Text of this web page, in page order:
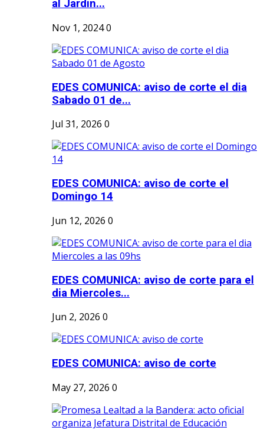
al Jardin...
Nov 1, 20240
EDES COMUNICA: aviso de corte el dia
Sabado 01 de...
Jul 31, 2026 0
EDES COMUNICA: aviso de corte el
Domingo 14
Jun 12, 2026 0
EDES COMUNICA: aviso de corte para el
dia Miercoles...
Jun 2, 2026 0
EDES COMUNICA: aviso de corte
May 27, 2026 0